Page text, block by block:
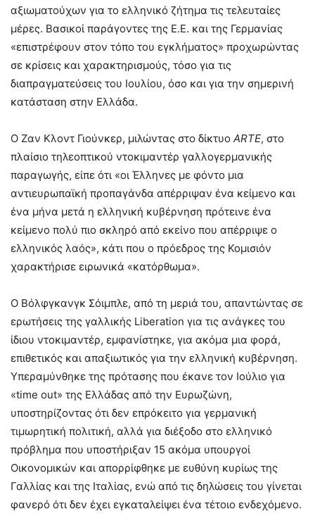
αξιωματούχων για το ελληνικό ζήτημα τις τελευταίες
μέρες. Βασικοί παράγοντες της Ε.Ε. και της Γερμανίας
«επιστρέφουν στον τόπο του εγκλήματος» προχωρώντας
σε κρίσεις και χαρακτηρισμούς, τόσο για τις
διαπραγματεύσεις του Ιουλίου, όσο και για την σημερινή
κατάσταση στην Ελλάδα.
Ο Ζαν Κλοντ Γιούνκερ, μιλώντας στο δίκτυο ARTE, στo
πλαίσιo τηλεοπτικού ντοκιμαντέρ γαλλογερμανικής
παραγωγής, είπε ότι «οι Έλληνες με φόντο μια
αντιευρωπαϊκή προπαγάνδα απέρριψαν ένα κείμενο και
ένα μήνα μετά η ελληνική κυβέρνηση πρότεινε ένα
κείμενο πολύ πιο σκληρό από εκείνο που απέρριψε ο
ελληνικός λαός», κάτι που ο πρόεδρος της Κομισιόν
χαρακτήρισε ειρωνικά «κατόρθωμα».
Ο Βόλφγκανγκ Σόιμπλε, από τη μεριά του, απαντώντας σε
ερωτήσεις της γαλλικής Liberation για τις ανάγκες του
ίδιου ντοκιμαντέρ, εμφανίστηκε, για ακόμα μια φορά,
επιθετικός και απαξιωτικός για την ελληνική κυβέρνηση.
Υπεραμύνθηκε της πρότασης που έκανε τον Ιούλιο για
«time out» της Ελλάδας από την Ευρωζώνη,
υποστηρίζοντας ότι δεν επρόκειτο για γερμανική
τιμωρητική πολιτική, αλλά για διέξοδο στο ελληνικό
πρόβλημα που υποστήριξαν 15 ακόμα υπουργοί
Οικονομικών και απορρίφθηκε με ευθύνη κυρίως της
Γαλλίας και της Ιταλίας, ενώ από τις δηλώσεις του γίνεται
φανερό ότι δεν έχει εγκαταλείψει ένα τέτοιο ενδεχόμενο.